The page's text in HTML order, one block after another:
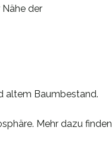
der
altem Baumbestand.
Mehr dazu finden